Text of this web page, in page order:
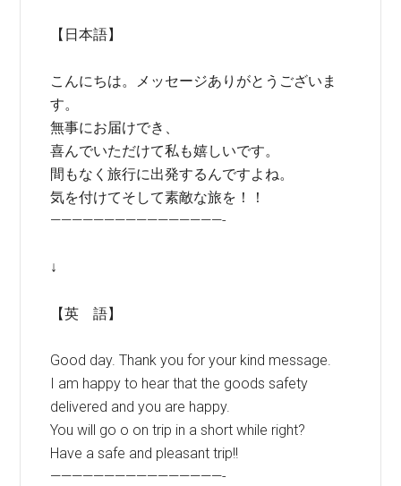
【日本語】
こんにちは。メッセージありがとうございま
す。
無事にお届けでき、
喜んでいただけて私も嬉しいです。
間もなく旅行に出発するんですよね。
気を付けてそして素敵な旅を！！
————————————————-
↓
【英 語】
Good day. Thank you for your kind message.
I am happy to hear that the goods safety
delivered and you are happy.
You will go o on trip in a short while right?
Have a safe and pleasant trip!!
————————————————-